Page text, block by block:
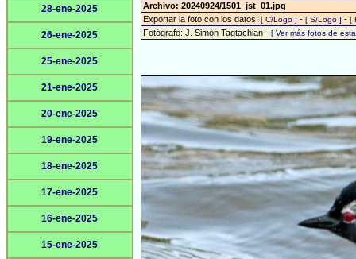
28-ene-2025
26-ene-2025
25-ene-2025
21-ene-2025
20-ene-2025
19-ene-2025
18-ene-2025
17-ene-2025
16-ene-2025
15-ene-2025
Archivo: 20240924/1501_jst_01.jpg
Exportar la foto con los datos: [ C/Logo ] - [ S/Logo ] - [
Fotógrafo: J. Simón Tagtachian - [ Ver más fotos de